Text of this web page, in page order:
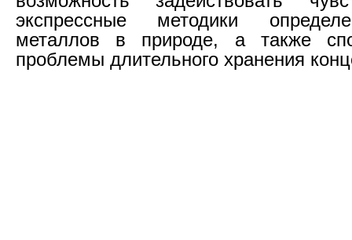
экспрессные методики
металлов в природе, а также
проблемы длительного хранения